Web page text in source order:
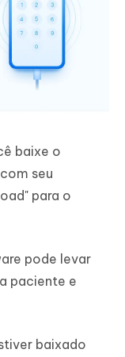
baixe o
seu
para o
pode levar
paciente e
baixado